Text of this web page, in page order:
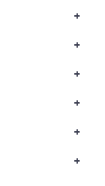
+
+
+
+
+
+